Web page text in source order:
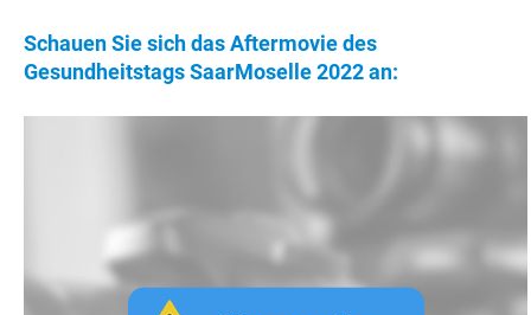
Schauen Sie sich das Aftermovie des
Gesundheitstags SaarMoselle 2022 an: